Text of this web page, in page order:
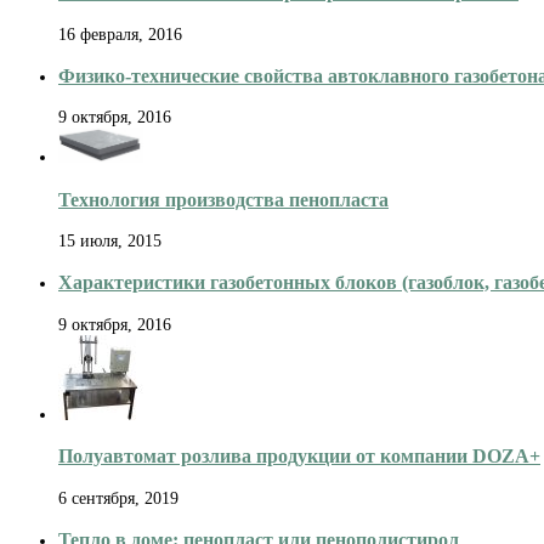
16 февраля, 2016
Физико-технические свойства автоклавного
9 октября, 2016
Технология производства пенопласта
15 июля, 2015
Характеристики газобетонных блоков (газоблок,
9 октября, 2016
Полуавтомат розлива продукции от компании DOZA+
6 сентября, 2019